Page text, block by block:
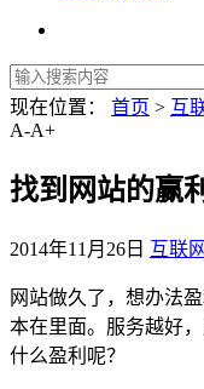
现在位置： 首页 > 互
A-A+
找到网站的赢
2014年11月26日 互联
网站做久了，想办法
本在里面。服务越好
什么盈利呢？